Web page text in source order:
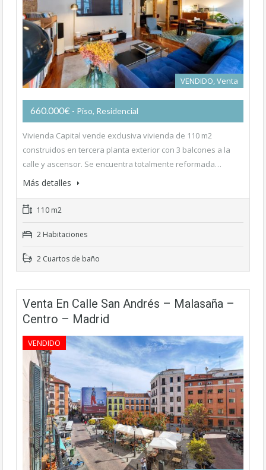
VENDIDO, Venta
660.000€ - Piso, Residencial
Vivienda Capital vende exclusiva vivienda de 110 m2
construidos en tercera planta exterior con 3 balcones a la
calle y ascensor. Se encuentra totalmente reformada…
Más detalles
110 m2
2 Habitaciones
2 Cuartos de baño
Venta En Calle San Andrés – Malasaña –
Centro – Madrid
VENDIDO